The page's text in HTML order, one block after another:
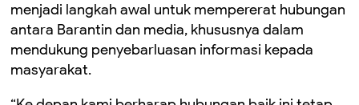
menjadi langkah awal untuk mempererat hubungan
antara Barantin dan media, khususnya dalam
mendukung penyebarluasan informasi kepada
masyarakat.